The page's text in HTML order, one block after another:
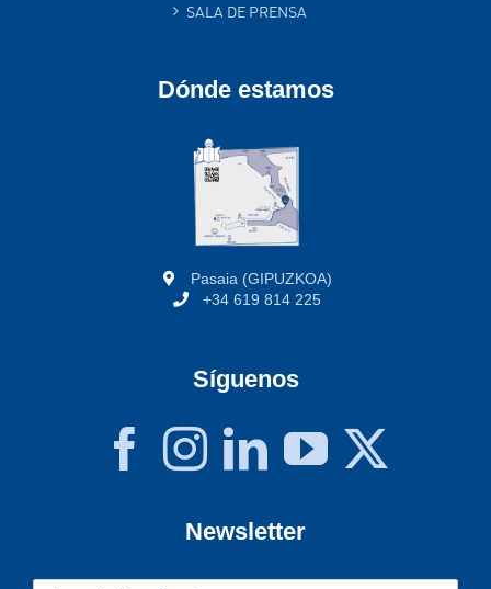
SALA DE PRENSA
Dónde estamos
Pasaia (GIPUZKOA)
+34 619 814 225
Síguenos
Newsletter